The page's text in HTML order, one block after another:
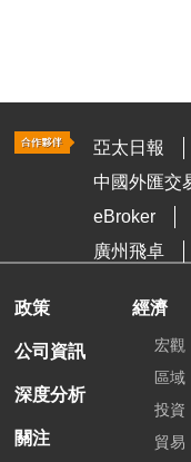
亞太日報
中國外匯交
eBroker
廣州飛卓
政策
公司資訊
深度分析
關注
經濟
宏觀
區域
投資
貿易